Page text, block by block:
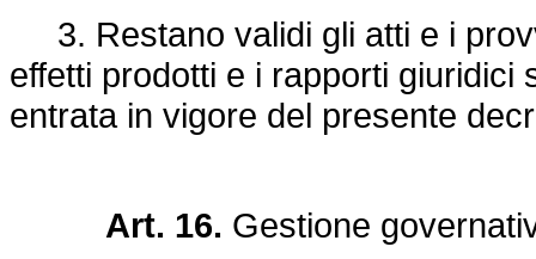
3. Restano validi gli atti e i
effetti prodotti e i rapporti giuridici
entrata in vigore del presente
Art. 16. Gestione